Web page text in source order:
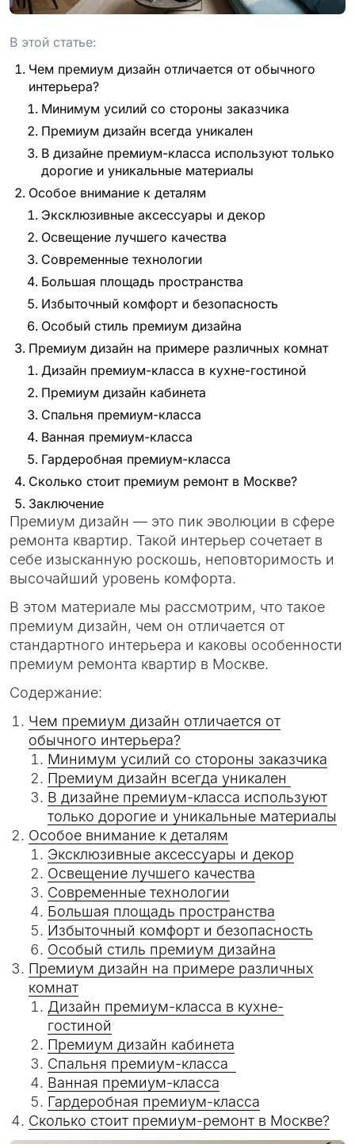
В этой статье:
Чем премиум дизайн отличается от обычного
интерьера?
Минимум усилий со стороны заказчика
Премиум дизайн всегда уникален
В дизайне премиум-класса используют только
дорогие и уникальные материалы
Особое внимание к деталям
Эксклюзивные аксессуары и декор
Освещение лучшего качества
Современные технологии
Большая площадь пространства
Избыточный комфорт и безопасность
Особый стиль премиум дизайна
Премиум дизайн на примере различных комнат
Дизайн премиум-класса в кухне-гостиной
Премиум дизайн кабинета
Спальня премиум-класса
Ванная премиум-класса
Гардеробная премиум-класса
Сколько стоит премиум ремонт в Москве?
Заключение
Премиум дизайн — это пик эволюции в сфере
ремонта квартир. Такой интерьер сочетает в
себе изысканную роскошь, неповторимость и
высочайший уровень комфорта.
В этом материале мы рассмотрим, что такое
премиум дизайн, чем он отличается от
стандартного интерьера и каковы особенности
премиум ремонта квартир в Москве.
Содержание:
Чем премиум дизайн отличается от
обычного интерьера?
Минимум усилий со стороны заказчика
Премиум дизайн всегда уникален
В дизайне премиум-класса используют
только дорогие и уникальные материалы
Особое внимание к деталям
Эксклюзивные аксессуары и декор
Освещение лучшего качества
Современные технологии
Большая площадь пространства
Избыточный комфорт и безопасность
Особый стиль премиум дизайна
Премиум дизайн на примере различных
комнат
Дизайн премиум-класса в кухне-
гостиной
Премиум дизайн кабинета
Спальня премиум-класса
Ванная премиум-класса
Гардеробная премиум-класса
Сколько стоит премиум-ремонт в Москве?